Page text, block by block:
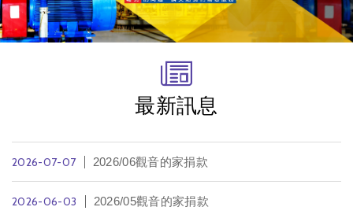
最新訊息
2026-07-07 2026/06觀音的家捐款
2026-06-03 2026/05觀音的家捐款